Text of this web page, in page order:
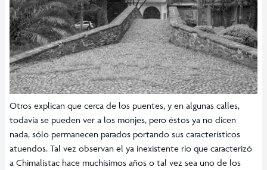
Otros explican que cerca de los puentes, y en algunas calles,
todavía se pueden ver a los monjes, pero éstos ya no dicen
nada, sólo permanecen parados portando sus característicos
atuendos. Tal vez observan el ya inexistente río que caracterizó
a Chimalistac hace muchísimos años o tal vez sea uno de los